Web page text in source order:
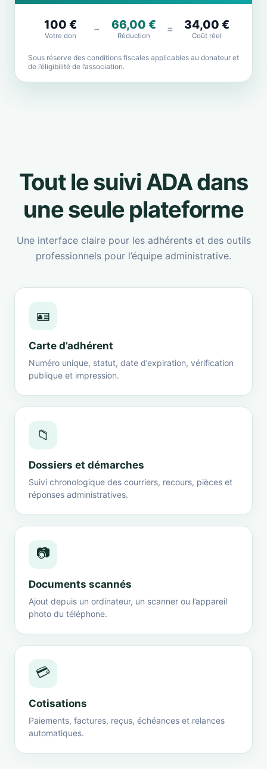
100 €
Votre don
− 66,00 €
Réduction
= 34,00 €
Coût réel
Sous réserve des conditions fiscales applicables au donateur et
de l’éligibilité de l’association.
Tout le suivi ADA dans
une seule plateforme
Une interface claire pour les adhérents et des outils
professionnels pour l’équipe administrative.
🪪
Carte d’adhérent
Numéro unique, statut, date d’expiration, vérification
publique et impression.
📁
Dossiers et démarches
Suivi chronologique des courriers, recours, pièces et
réponses administratives.
📷
Documents scannés
Ajout depuis un ordinateur, un scanner ou l’appareil
photo du téléphone.
💳
Cotisations
Paiements, factures, reçus, échéances et relances
automatiques.